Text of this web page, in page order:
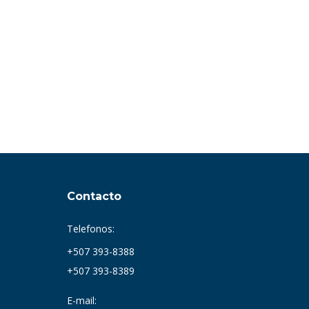
Contacto
Telefonos:
+507 393-8388
+507 393-8389
E-mail: